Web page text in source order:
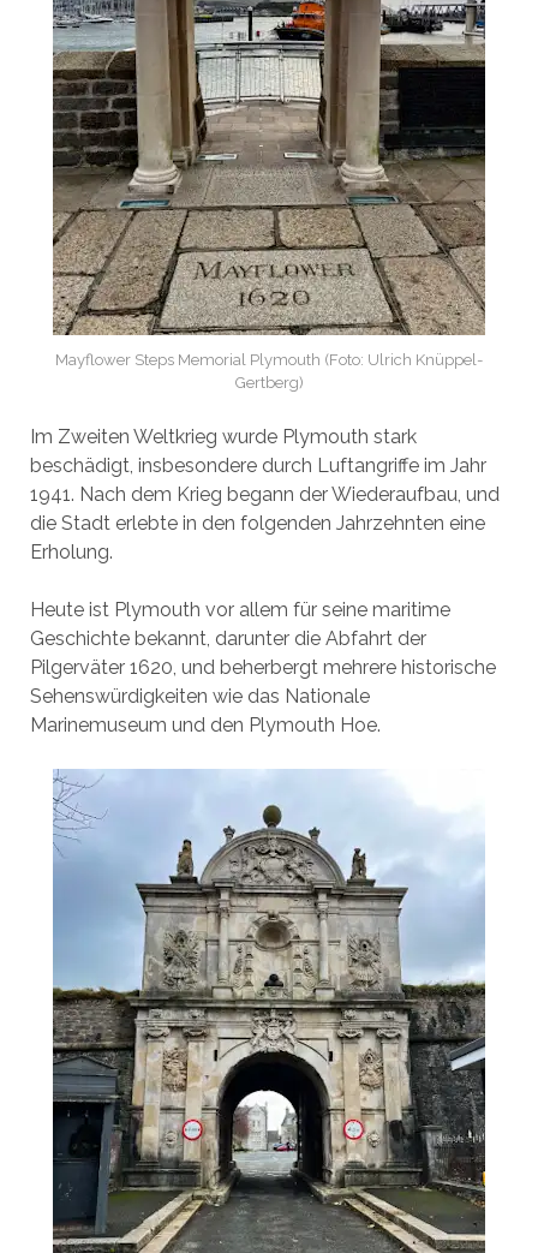
Mayflower Steps Memorial Plymouth (Foto: Ulrich Knüppel-
Gertberg)
Im Zweiten Weltkrieg wurde Plymouth stark
beschädigt, insbesondere durch Luftangriffe im Jahr
1941. Nach dem Krieg begann der Wiederaufbau, und
die Stadt erlebte in den folgenden Jahrzehnten eine
Erholung.
Heute ist Plymouth vor allem für seine maritime
Geschichte bekannt, darunter die Abfahrt der
Pilgerväter 1620, und beherbergt mehrere historische
Sehenswürdigkeiten wie das Nationale
Marinemuseum und den Plymouth Hoe.